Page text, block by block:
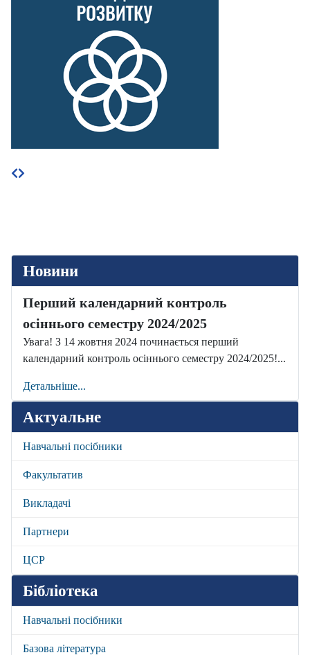
Новини
Перший календарний контроль
осіннього семестру 2024/2025
Увага! З 14 жовтня 2024 починається перший
календарний контроль осіннього семестру 2024/2025!...
Детальніше...
Актуальне
Навчальні посібники
Факультатив
Викладачі
Партнери
ЦСР
Бібліотека
Навчальні посібники
Базова література